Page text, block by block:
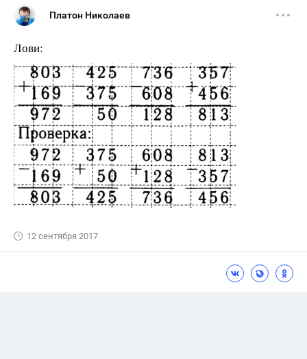
Платон Николаев
Лови:
12 сентября 2017